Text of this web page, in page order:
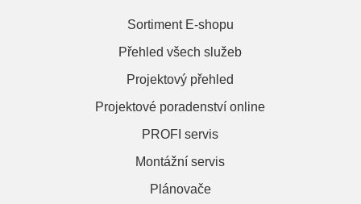
Sortiment E-shopu
Přehled všech služeb
Projektový přehled
Projektové poradenství online
PROFI servis
Montážní servis
Plánovače